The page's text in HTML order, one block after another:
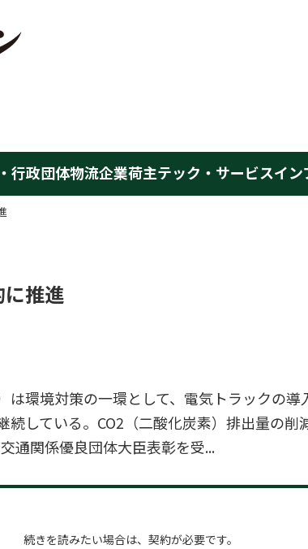
行政団体物流企業荷主テック・サービスイン
推進
は環境対策の一環として、電気トラックの
続している。CO2（二酸化炭素）排出量の
通関係優良団体大臣表彰を受...
続きを読みたい場合は、契約が必要です。